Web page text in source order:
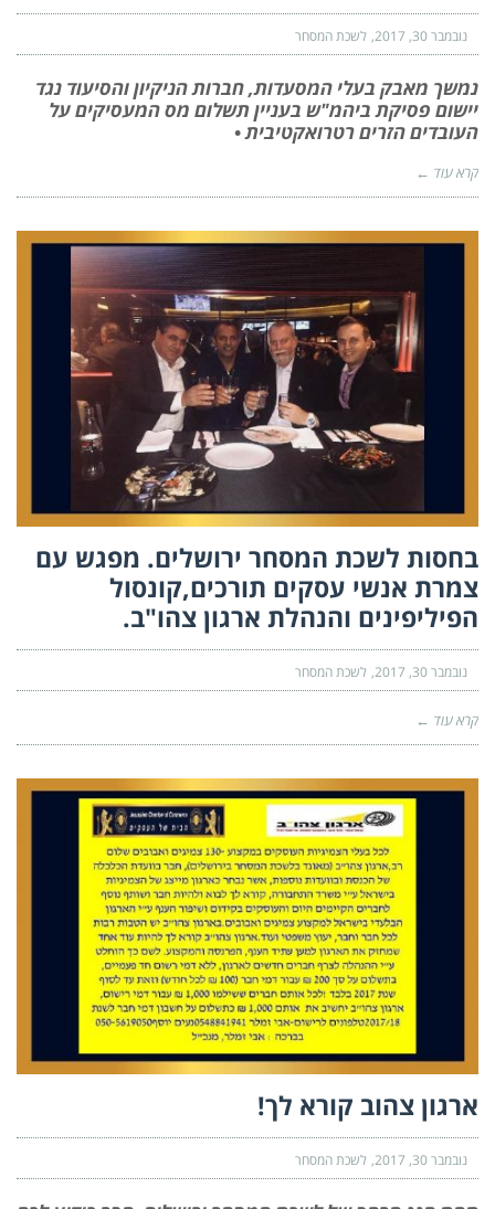
נובמבר 30, 2017 לשכת המסחר
נמשך מאבק בעלי המסעדות, חברות הניקיון והסיעוד נגד
יישום פסיקת ביהמ"ש בעניין תשלום מס המעסיקים על
העובדים הזרים רטרואקטיבית •
קרא עוד ←
בחסות לשכת המסחר ירושלים. מפגש עם
צמרת אנשי עסקים תורכים,קונסול
הפיליפינים והנהלת ארגון צהו"ב.
נובמבר 30, 2017 לשכת המסחר
קרא עוד ←
ארגון צהוב קורא לך!
נובמבר 30, 2017 לשכת המסחר